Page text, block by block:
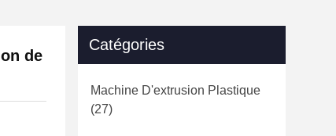
de
Catégories
Machine D'extrusion Plastique
(27)